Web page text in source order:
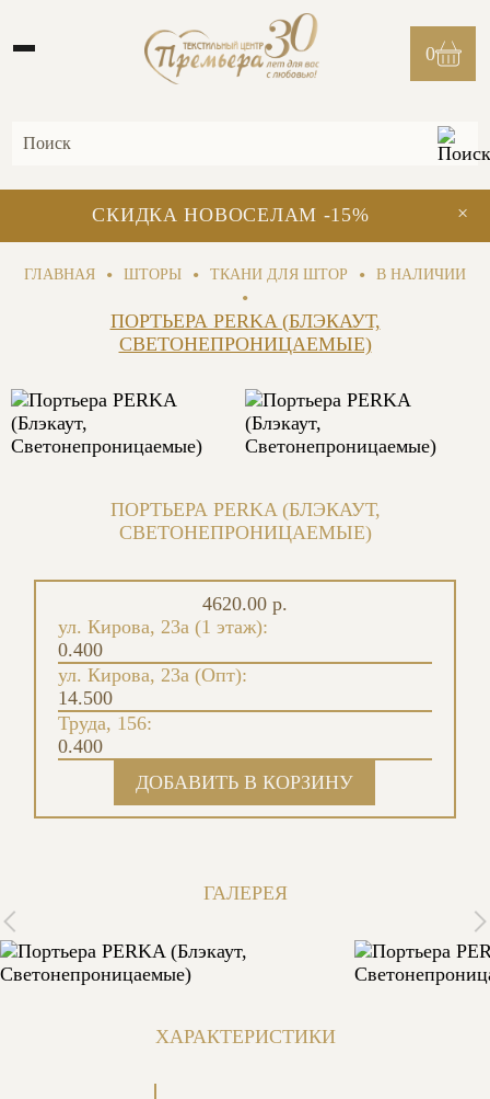
0
×
СКИДКА НОВОСЕЛАМ -15%
ГЛАВНАЯ • ШТОРЫ • ТКАНИ ДЛЯ ШТОР • В НАЛИЧИИ
•
ПОРТЬЕРА PERKA (БЛЭКАУТ,
СВЕТОНЕПРОНИЦАЕМЫЕ)
ПОРТЬЕРА PERKA (БЛЭКАУТ,
СВЕТОНЕПРОНИЦАЕМЫЕ)
Труда, 156:
0.400
ул. Кирова, 23а (Опт):
14.500
ул. Кирова, 23а (1 этаж):
0.400
4620.00 р.
ГАЛЕРЕЯ
ХАРАКТЕРИСТИКИ